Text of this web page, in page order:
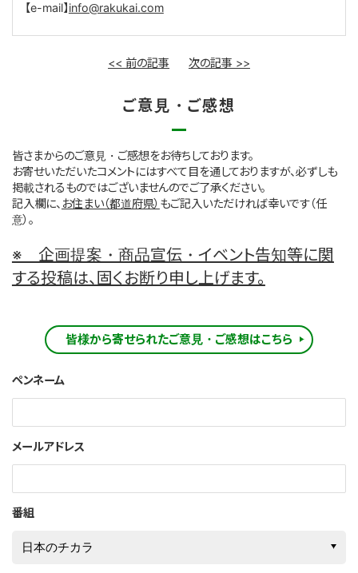
【e-mail】 info@rakukai.com
<< 前の記事 次の記事 >>
ご意見・ご感想
皆さまからのご意見・ご感想をお待ちしております。
お寄せいただいたコメントにはすべて目を通しておりますが、必ずしも
掲載されるものではございませんのでご了承ください。
記入欄に、 お住まい（都道府県） もご記入いただければ幸いです（任
意）。
※ 企画提案・商品宣伝・イベント告知等に関
する投稿は、固くお断り申し上げます。
皆様から寄せられたご意見・ご感想はこちら
ペンネーム
メールアドレス
番組